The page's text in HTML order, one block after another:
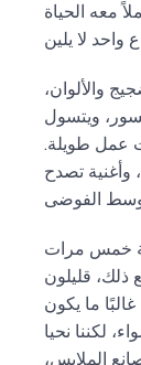
معه الحياة
والألوان،
ويتسول
عمل طويلة.
تصدح
خمس مرات
ذلك، قليلون
ما يكون
لكننا نحيا
الملابس،